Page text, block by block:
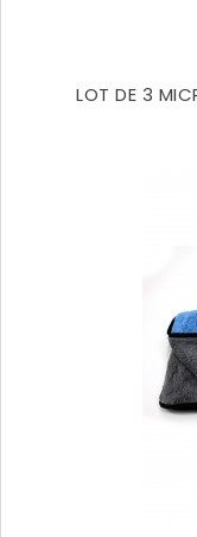
LOT DE 3